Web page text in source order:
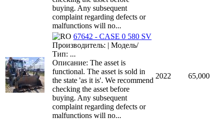
buying. Any subsequent
complaint regarding defects or
malfunctions will no...
67642 - CASE 0 580 SV
Производитель: | Модель/
Тип: ...
Описание: The asset is
functional. The asset is sold in
the state 'as it is'. We recommend
checking the asset before
buying. Any subsequent
complaint regarding defects or
malfunctions will no...
2022 65,000